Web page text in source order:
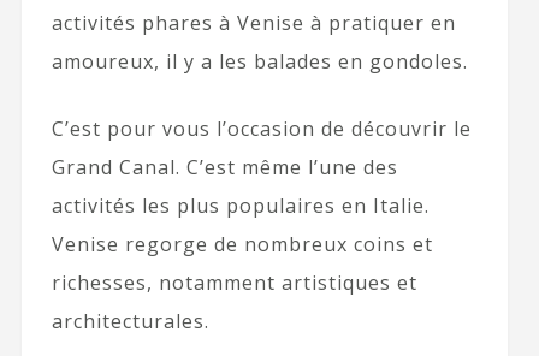
activités phares à Venise à pratiquer en
amoureux, il y a les balades en gondoles.
C’est pour vous l’occasion de découvrir le
Grand Canal. C’est même l’une des
activités les plus populaires en Italie.
Venise regorge de nombreux coins et
richesses, notamment artistiques et
architecturales.